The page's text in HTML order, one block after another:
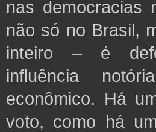
nas democracias
não só no Brasil,
inteiro – é
influência
econômico. Há
voto, como há